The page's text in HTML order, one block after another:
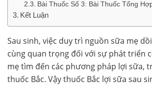
Bài Thuốc Số 3: Bài Thuốc Tổng
Kết Luận
Sau sinh, việc duy trì nguồn sữa mẹ
cùng quan trọng đối với sự phát triển
mẹ tìm đến các phương pháp lợi sữa,
thuốc Bắc. Vậy thuốc Bắc lợi sữa sau